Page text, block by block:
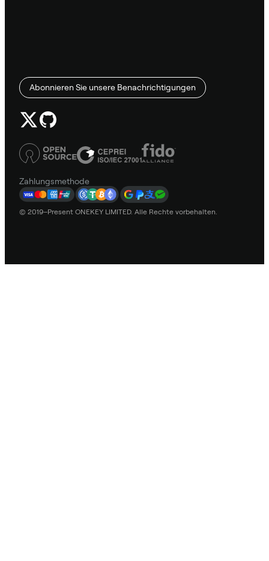
Abonnieren Sie unsere Benachrichtigungen
Zahlungsmethode
© 2019–Present ONEKEY LIMITED. Alle Rechte vorbehalten.